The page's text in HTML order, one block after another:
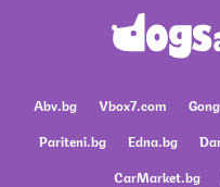
Abv.bg Vbox7.com
Pariteni.bg
Edna.bg
CarMarket.bg